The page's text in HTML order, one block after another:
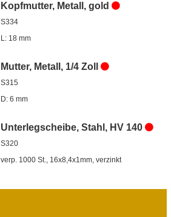
Kopfmutter, Metall, gold
S334
L: 18 mm
Mutter, Metall, 1/4 Zoll
S315
D: 6 mm
Unterlegscheibe, Stahl, HV 140
S320
verp. 1000 St., 16x8,4x1mm, verzinkt